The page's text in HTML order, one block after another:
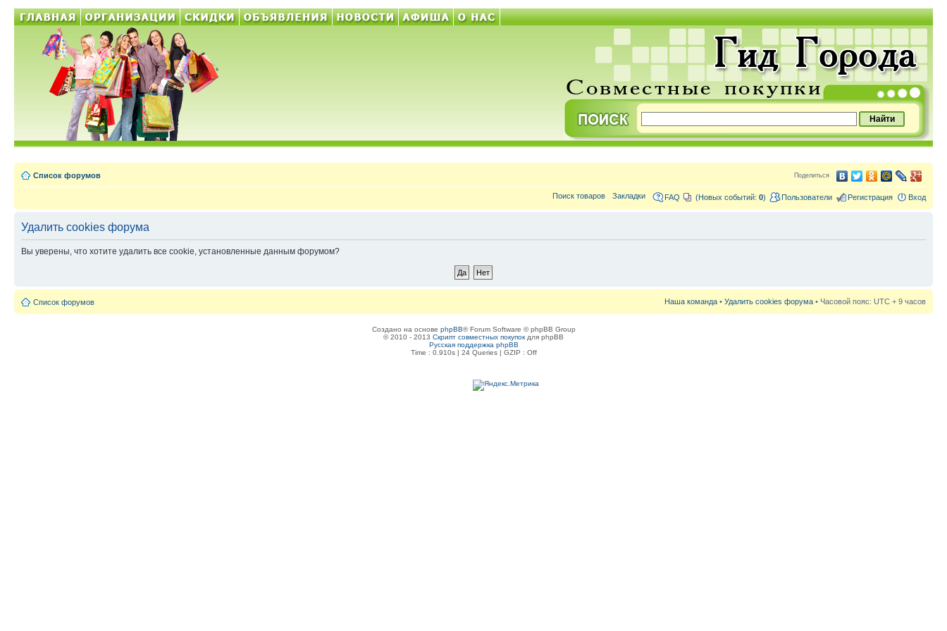
Список форумов Поделиться
FAQ (Новых событий: 0) Пользователи Регистрация Вход
Поиск товаров Закладки
Удалить cookies форума
Вы уверены, что хотите удалить все cookie, установленные данным форумом?
Список форумов Наша команда • Удалить cookies форума • Часовой пояс: UTC + 9 часов
Создано на основе phpBB® Forum Software © phpBB Group
© 2010 - 2013 Скрипт совместных покупок для phpBB
Русская поддержка phpBB
Time : 0.910s | 24 Queries | GZIP : Off